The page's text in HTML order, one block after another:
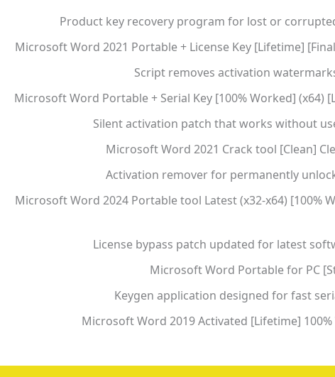
Product key recovery program for lost or
Microsoft Word 2021 Portable + License Key [Lifetime]
Script removes activation
Microsoft Word Portable + Serial Key [100% Worked] (x64)
Silent activation patch that works without
Microsoft Word 2021 Crack tool [Clean]
Activation remover for permanently
Microsoft Word 2024 Portable tool Latest (x32-x64) [100%
License bypass patch updated for latest
Microsoft Word Portable for PC
Keygen application designed for fast
Microsoft Word 2019 Activated [Lifetime] 100%